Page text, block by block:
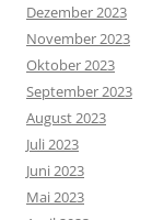
Dezember 2023
November 2023
Oktober 2023
September 2023
August 2023
Juli 2023
Juni 2023
Mai 2023